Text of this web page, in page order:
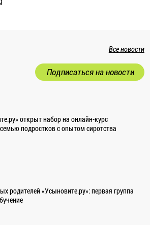
Все новости
Подписаться на новости
открыт набор на онлайн-курс
подростков с опытом сиротства
родителей «Усыновите.ру»: первая группа